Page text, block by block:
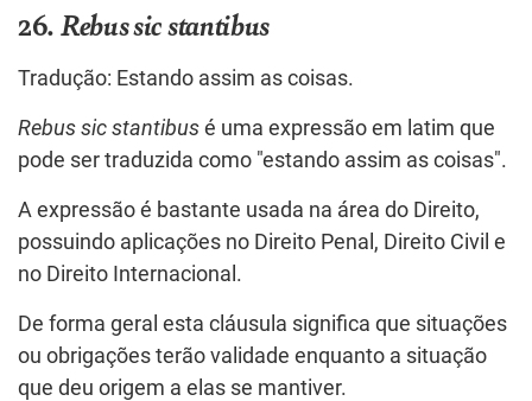
26.Rebus sic stantibus
Tradução: Estando assim as coisas.
Rebus sic stantibus é uma expressão em latim que
pode ser traduzida como "estando assim as coisas".
A expressão é bastante usada na área do Direito,
possuindo aplicações no Direito Penal, Direito Civil e
no Direito Internacional.
De forma geral esta cláusula significa que situações
ou obrigações terão validade enquanto a situação
que deu origem a elas se mantiver.